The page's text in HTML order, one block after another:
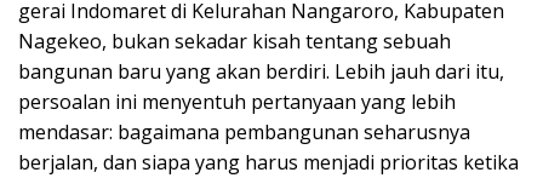
gerai Indomaret di Kelurahan Nangaroro, Kabupaten
Nagekeo, bukan sekadar kisah tentang sebuah
bangunan baru yang akan berdiri. Lebih jauh dari itu,
persoalan ini menyentuh pertanyaan yang lebih
mendasar: bagaimana pembangunan seharusnya
berjalan, dan siapa yang harus menjadi prioritas ketika